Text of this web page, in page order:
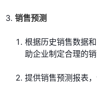
销售预测
根据历史销售数据
助企业制定合理的销
提供销售预测报表，